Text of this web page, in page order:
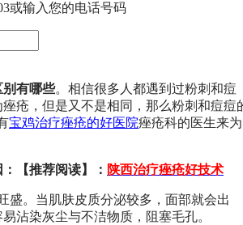
或输入您的电话号码
别有哪些。相信很多人都遇到过粉刺和痘
疮，但是又不是相同，那么粉刺和痘痘
宝鸡治疗痤疮的好医院痤疮科的医生来为
【推荐阅读】： 陕西治疗痤疮好技术
。当肌肤皮质分泌较多，面部就会出
沾染灰尘与不洁物质，阻塞毛孔。